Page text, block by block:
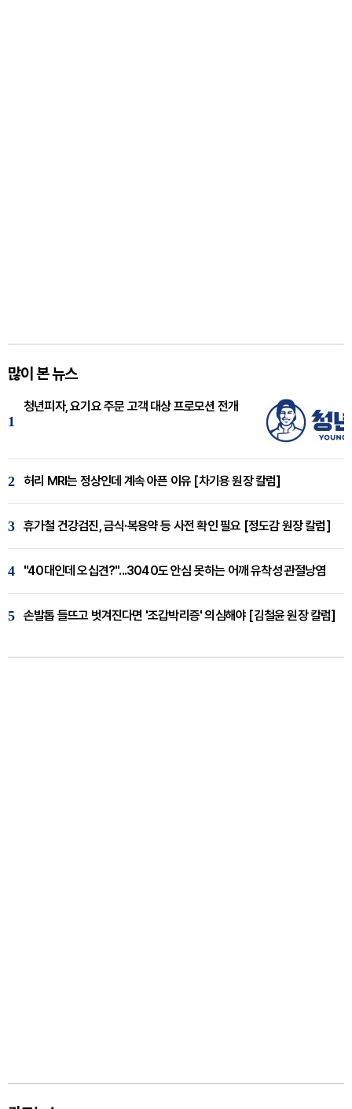
많이 본 뉴스
1
청년피자, 요기요 주문 고객 대상 프로모션 전개
2 허리 MRI는 정상인데 계속 아픈 이유 [차기용 원장 칼럼]
3 휴가철 건강검진, 금식·복용약 등 사전 확인 필요 [정도감 원장 칼럼]
4 "40대인데 오십견?"...3040도 안심 못하는 어깨 유착성 관절낭염
5 손발톱 들뜨고 벗겨진다면 '조갑박리증' 의심해야 [김철윤 원장 칼럼]